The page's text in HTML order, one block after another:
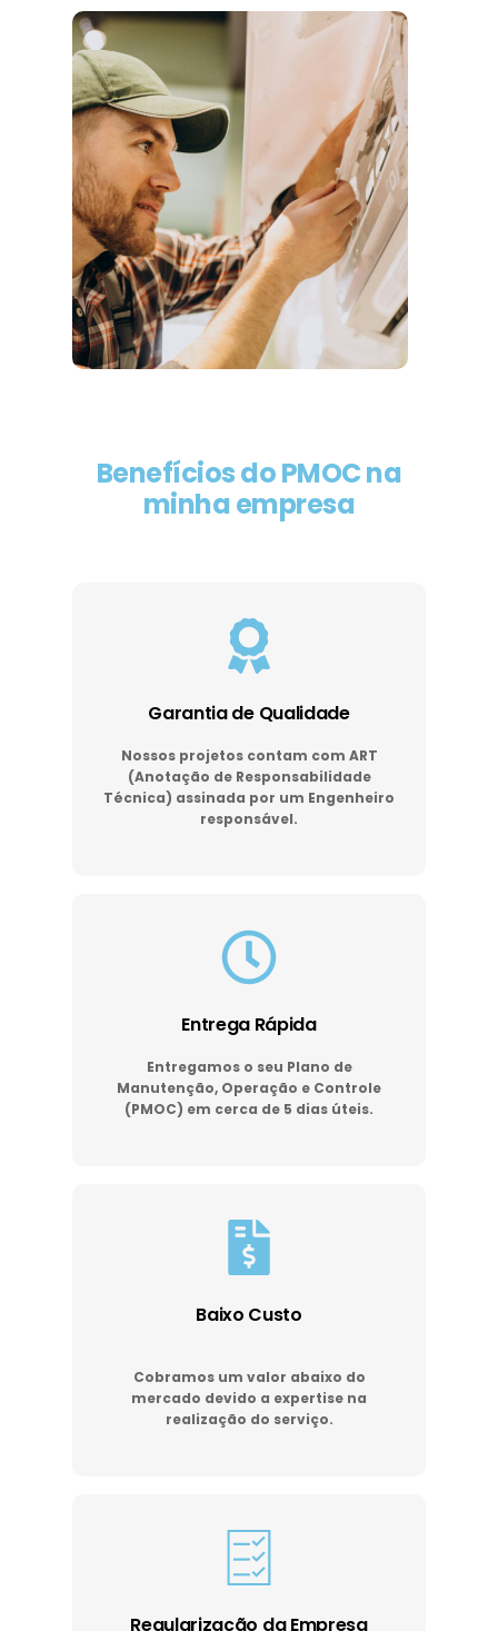
Benefícios do PMOC na
minha empresa
Garantia de Qualidade
Nossos projetos contam com ART
(Anotação de Responsabilidade
Técnica) assinada por um Engenheiro
responsável.
Entrega Rápida
Entregamos o seu Plano de
Manutenção, Operação e Controle
(PMOC) em cerca de 5 dias úteis.
Baixo Custo
Cobramos um valor abaixo do
mercado devido a expertise na
realização do serviço.
Regularização da Empresa